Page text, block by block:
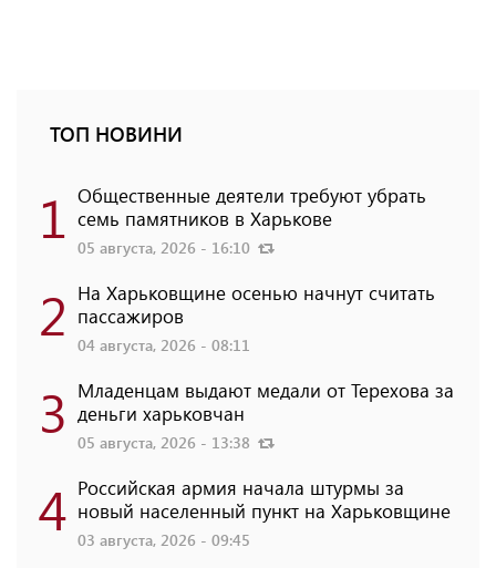
ТОП НОВИНИ
1 Общественные деятели требуют убрать
семь памятников в Харькове
05 августа, 2026 - 16:10
2 На Харьковщине осенью начнут считать
пассажиров
04 августа, 2026 - 08:11
3 Младенцам выдают медали от Терехова за
деньги харьковчан
05 августа, 2026 - 13:38
4 Российская армия начала штурмы за
новый населенный пункт на Харьковщине
03 августа, 2026 - 09:45